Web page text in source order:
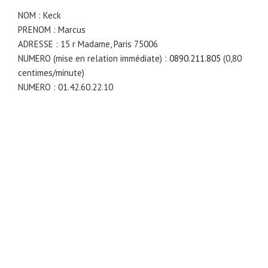
NOM : Keck
PRENOM : Marcus
ADRESSE : 15 r Madame, Paris 75006
NUMERO (mise en relation immédiate) : 0890.211.805 (0,80
centimes/minute)
NUMERO : 01.42.60.22.10